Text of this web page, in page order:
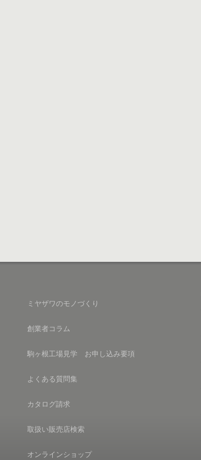
ミヤザワのモノづくり
創業者コラム
駒ヶ根工場見学 お申し込み要項
よくある質問集
カタログ請求
取扱い販売店検索
オンラインショップ